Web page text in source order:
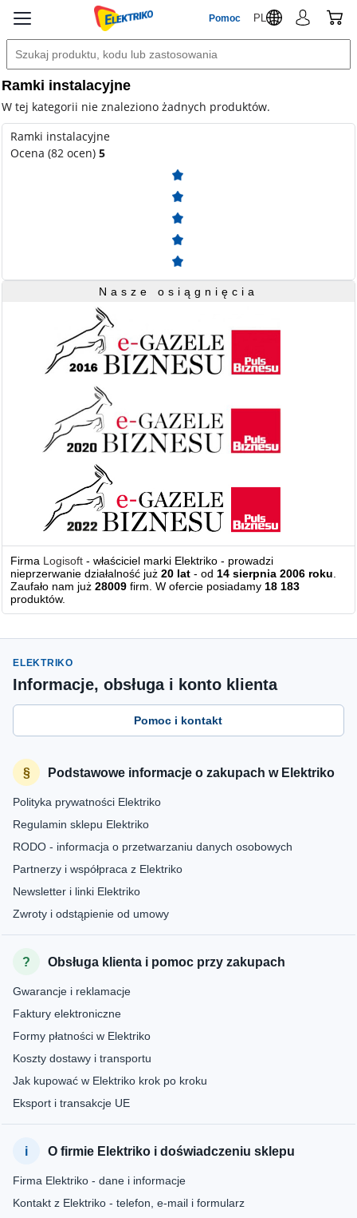
Pomoc PL
Ramki instalacyjne
W tej kategorii nie znaleziono żadnych produktów.
Ramki instalacyjne
Ocena (82 ocen)5
Nasze osiągnięcia
Firma Logisoft - właściciel marki Elektriko - prowadzi
nieprzerwanie działalność już20 lat - od14 sierpnia 2006 roku.
Zaufało nam już28009 firm. W ofercie posiadamy18 183
produktów.
ELEKTRIKO
Informacje, obsługa i konto klienta
Pomoc i kontakt
Podstawowe informacje o zakupach w Elektriko
Polityka prywatności Elektriko
Regulamin sklepu Elektriko
RODO - informacja o przetwarzaniu danych osobowych
Partnerzy i współpraca z Elektriko
Newsletter i linki Elektriko
Zwroty i odstąpienie od umowy
Obsługa klienta i pomoc przy zakupach
Gwarancje i reklamacje
Faktury elektroniczne
Formy płatności w Elektriko
Koszty dostawy i transportu
Jak kupować w Elektriko krok po kroku
Eksport i transakcje UE
O firmie Elektriko i doświadczeniu sklepu
Firma Elektriko - dane i informacje
Kontakt z Elektriko - telefon, e-mail i formularz